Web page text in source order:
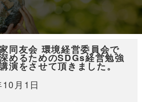
同友会 環境経営委員会で
めるためのSDGs経営勉強
演をさせて頂きました。
月1日